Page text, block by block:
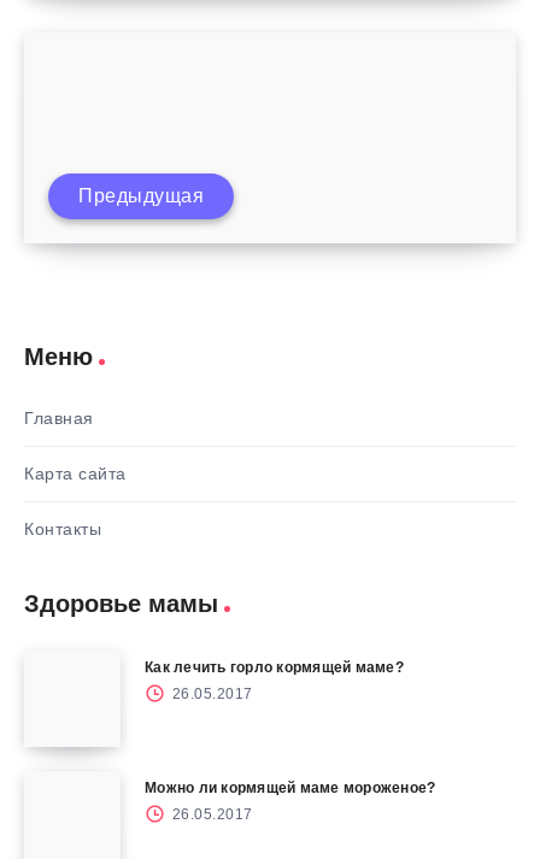
Ребенок не хочет принимать лекарства,
Предыдущая
Меню
Главная
Карта сайта
Контакты
Здоровье мамы
Как лечить горло кормящей маме?
26.05.2017
Можно ли кормящей маме мороженое?
26.05.2017